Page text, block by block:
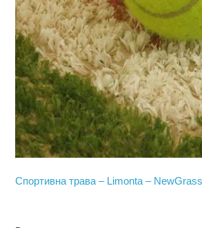
Спортивна трава – Limonta –